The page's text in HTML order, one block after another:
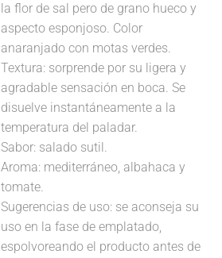
la flor de sal pero de grano hueco y
aspecto esponjoso. Color
anaranjado con motas verdes.
Textura: sorprende por su ligera y
agradable sensación en boca. Se
disuelve instantáneamente a la
temperatura del paladar.
Sabor: salado sutil.
Aroma: mediterráneo, albahaca y
tomate.
Sugerencias de uso: se aconseja su
uso en la fase de emplatado,
espolvoreando el producto antes de